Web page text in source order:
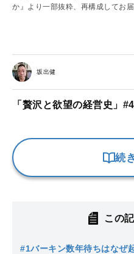
か』より一部抜粋、再構成してお届
坂出健
「贅沢と欲望の経営史」#4
続
この
#1バーキン数年待ちはなぜ